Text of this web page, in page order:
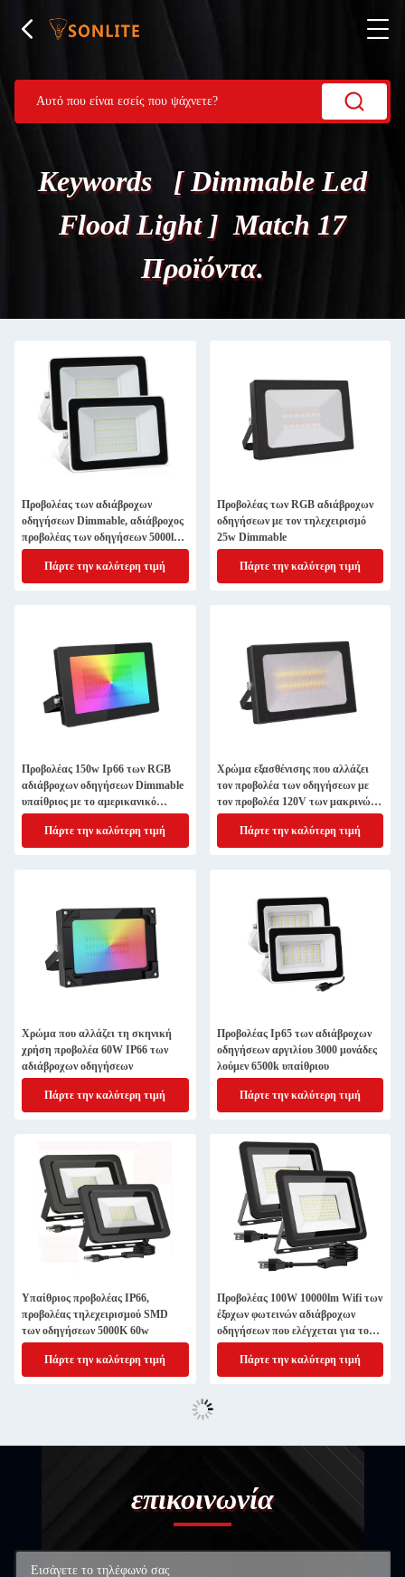
Keywords [ Dimmable Led
Flood Light ] Match 17
Προϊόντα.
Προβολέας των αδιάβροχων
οδηγήσεων Dimmable, αδιάβροχος
προβολέας των οδηγήσεων 5000lm
50w Ip65
Πάρτε την καλύτερη τιμή
Προβολέας των RGB αδιάβροχων
οδηγήσεων με τον τηλεχειρισμό
25w Dimmable
Πάρτε την καλύτερη τιμή
Προβολέας 150w Ip66 των RGB
αδιάβροχων οδηγήσεων Dimmable
υπαίθριος με το αμερικανικό
βούλωμα
Πάρτε την καλύτερη τιμή
Χρώμα εξασθένισης που αλλάζει
τον προβολέα των οδηγήσεων με
τον προβολέα 120V των μακρινών,
οδηγήσεων 35w
Πάρτε την καλύτερη τιμή
Χρώμα που αλλάζει τη σκηνική
χρήση προβολέα 60W IP66 των
αδιάβροχων οδηγήσεων
Πάρτε την καλύτερη τιμή
Προβολέας Ip65 των αδιάβροχων
οδηγήσεων αργιλίου 3000 μονάδες
λούμεν 6500k υπαίθριου
Πάρτε την καλύτερη τιμή
Υπαίθριος προβολέας IP66,
προβολέας τηλεχειρισμού SMD
των οδηγήσεων 5000K 60w
Πάρτε την καλύτερη τιμή
Προβολέας 100W 10000lm Wifi των
έξοχων φωτεινών αδιάβροχων
οδηγήσεων που ελέγχεται για το
ναυπηγείο
Πάρτε την καλύτερη τιμή
επικοινωνία